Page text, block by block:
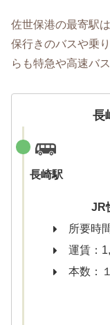
佐世保港の最寄駅
保行きのバスや乗
らも特急や高速バ
長
長崎駅
JR
所要時
運賃：
本数：